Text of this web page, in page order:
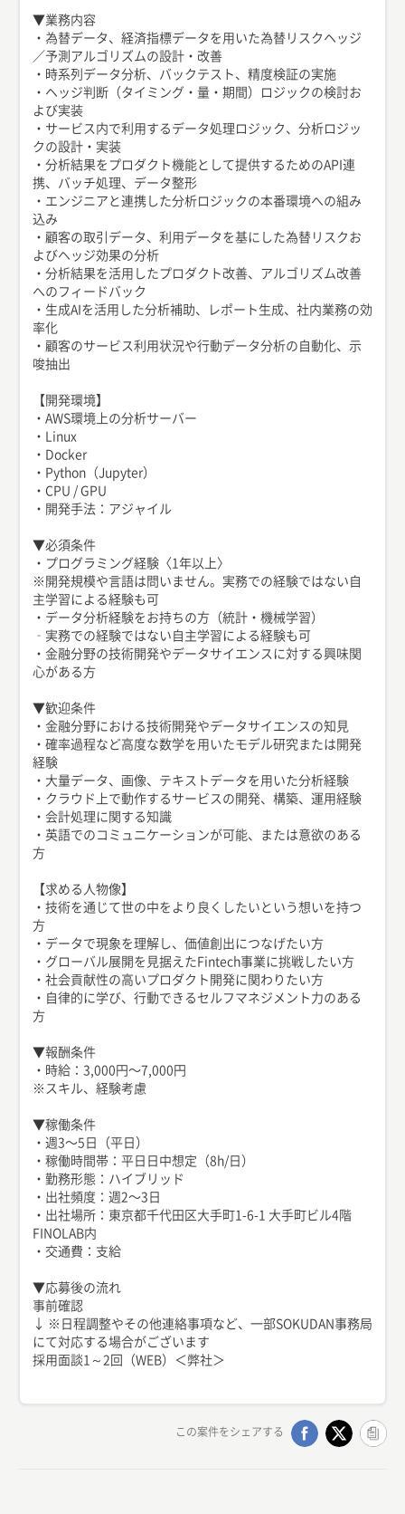
▼業務内容
・為替データ、経済指標データを用いた為替リスクヘッジ
／予測アルゴリズムの設計・改善
・時系列データ分析、バックテスト、精度検証の実施
・ヘッジ判断（タイミング・量・期間）ロジックの検討お
よび実装
・サービス内で利用するデータ処理ロジック、分析ロジッ
クの設計・実装
・分析結果をプロダクト機能として提供するためのAPI連
携、バッチ処理、データ整形
・エンジニアと連携した分析ロジックの本番環境への組み
込み
・顧客の取引データ、利用データを基にした為替リスクお
よびヘッジ効果の分析
・分析結果を活用したプロダクト改善、アルゴリズム改善
へのフィードバック
・生成AIを活用した分析補助、レポート生成、社内業務の効
率化
・顧客のサービス利用状況や行動データ分析の自動化、示
唆抽出
【開発環境】
・AWS環境上の分析サーバー
・Linux
・Docker
・Python（Jupyter）
・CPU / GPU
・開発手法：アジャイル
▼必須条件
・プログラミング経験〈1年以上〉
※開発規模や言語は問いません。実務での経験ではない自
主学習による経験も可
・データ分析経験をお持ちの方（統計・機械学習）
‐実務での経験ではない自主学習による経験も可
・金融分野の技術開発やデータサイエンスに対する興味関
心がある方
▼歓迎条件
・金融分野における技術開発やデータサイエンスの知見
・確率過程など高度な数学を用いたモデル研究または開発
経験
・大量データ、画像、テキストデータを用いた分析経験
・クラウド上で動作するサービスの開発、構築、運用経験
・会計処理に関する知識
・英語でのコミュニケーションが可能、または意欲のある
方
【求める人物像】
・技術を通じて世の中をより良くしたいという想いを持つ
方
・データで現象を理解し、価値創出につなげたい方
・グローバル展開を見据えたFintech事業に挑戦したい方
・社会貢献性の高いプロダクト開発に関わりたい方
・自律的に学び、行動できるセルフマネジメント力のある
方
▼報酬条件
・時給：3,000円〜7,000円
※スキル、経験考慮
▼稼働条件
・週3〜5日（平日）
・稼働時間帯：平日日中想定（8h/日）
・勤務形態：ハイブリッド
・出社頻度：週2〜3日
・出社場所：東京都千代田区大手町1-6-1 大手町ビル4階
FINOLAB内
・交通費：支給
▼応募後の流れ
事前確認
↓ ※日程調整やその他連絡事項など、一部SOKUDAN事務局
にて対応する場合がございます
採用面談1～2回（WEB）＜弊社＞
この案件をシェアする